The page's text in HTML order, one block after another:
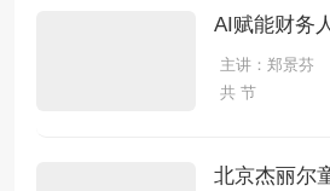
主讲：郑景芬
共 节